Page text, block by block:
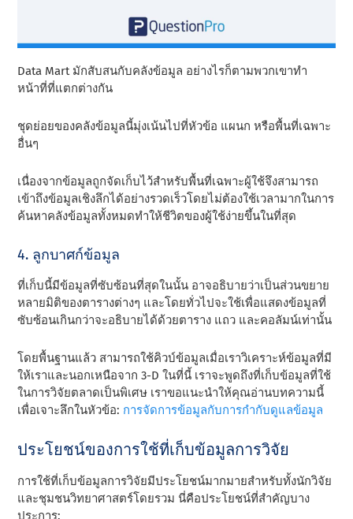
Data Mart มักสับสนกับคลังข้อมูล อย่างไรก็ตามพวกเขาทํา
หน้าที่ที่แตกต่างกัน
ชุดย่อยของคลังข้อมูลนี้มุ่งเน้นไปที่หัวข้อ แผนก หรือพื้นที่เฉพาะ
อื่นๆ
เนื่องจากข้อมูลถูกจัดเก็บไว้สําหรับพื้นที่เฉพาะผู้ใช้จึงสามารถ
เข้าถึงข้อมูลเชิงลึกได้อย่างรวดเร็วโดยไม่ต้องใช้เวลามากในการ
ค้นหาคลังข้อมูลทั้งหมดทําให้ชีวิตของผู้ใช้ง่ายขึ้นในที่สุด
4. ลูกบาศก์ข้อมูล
ที่เก็บนี้มีข้อมูลที่ซับซ้อนที่สุดในนั้น อาจอธิบายว่าเป็นส่วนขยาย
หลายมิติของตารางต่างๆ และโดยทั่วไปจะใช้เพื่อแสดงข้อมูลที่
ซับซ้อนเกินกว่าจะอธิบายได้ด้วยตาราง แถว และคอลัมน์เท่านั้น
โดยพื้นฐานแล้ว สามารถใช้คิวบ์ข้อมูลเมื่อเราวิเคราะห์ข้อมูลที่มี
ให้เราและนอกเหนือจาก 3-D ในที่นี้ เราจะพูดถึงที่เก็บข้อมูลที่ใช้
ในการวิจัยตลาดเป็นพิเศษ เราขอแนะนําให้คุณอ่านบทความนี้
เพื่อเจาะลึกในหัวข้อ: การจัดการข้อมูลกับการกํากับดูแลข้อมูล
ประโยชน์ของการใช้ที่เก็บข้อมูลการวิจัย
การใช้ที่เก็บข้อมูลการวิจัยมีประโยชน์มากมายสําหรับทั้งนักวิจัย
และชุมชนวิทยาศาสตร์โดยรวม นี่คือประโยชน์ที่สําคัญบาง